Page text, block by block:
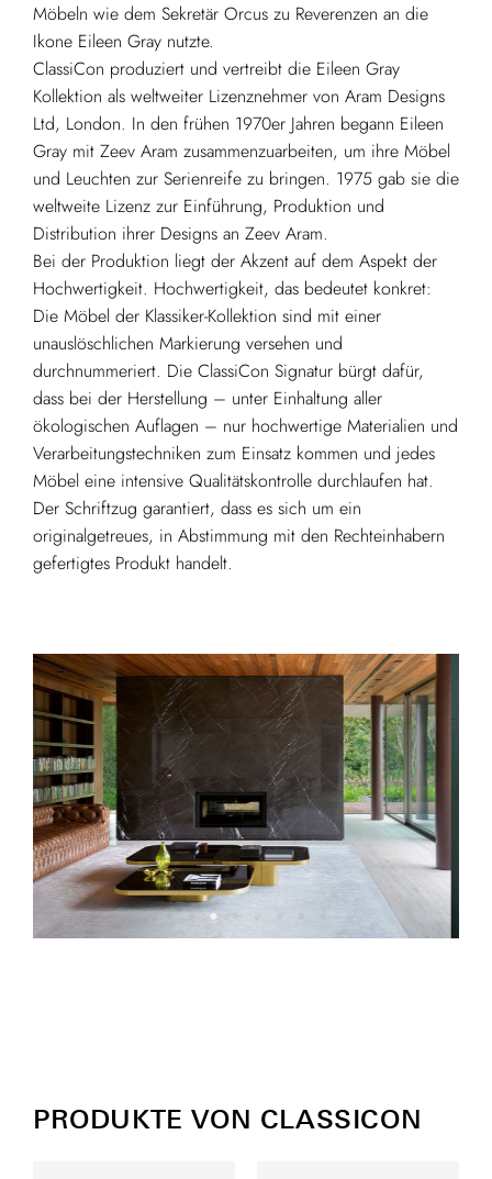
Möbeln wie dem Sekretär Orcus zu Reverenzen an die
Ikone Eileen Gray nutzte.
ClassiCon produziert und vertreibt die Eileen Gray
Kollektion als weltweiter Lizenznehmer von Aram Designs
Ltd, London. In den frühen 1970er Jahren begann Eileen
Gray mit Zeev Aram zusammenzuarbeiten, um ihre Möbel
und Leuchten zur Serienreife zu bringen. 1975 gab sie die
weltweite Lizenz zur Einführung, Produktion und
Distribution ihrer Designs an Zeev Aram.
Bei der Produktion liegt der Akzent auf dem Aspekt der
Hochwertigkeit. Hochwertigkeit, das bedeutet konkret:
Die Möbel der Klassiker-Kollektion sind mit einer
unauslöschlichen Markierung versehen und
durchnummeriert. Die ClassiCon Signatur bürgt dafür,
dass bei der Herstellung – unter Einhaltung aller
ökologischen Auflagen – nur hochwertige Materialien und
Verarbeitungstechniken zum Einsatz kommen und jedes
Möbel eine intensive Qualitätskontrolle durchlaufen hat.
Der Schriftzug garantiert, dass es sich um ein
originalgetreues, in Abstimmung mit den Rechteinhabern
gefertigtes Produkt handelt.
PRODUKTE VON CLASSICON